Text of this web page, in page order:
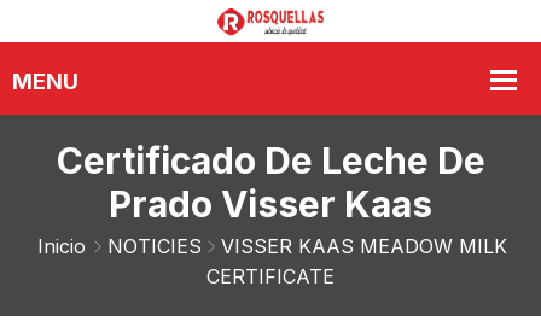
Certificado De Leche De
Prado Visser Kaas
Inicio NOTICIES
VISSER KAAS MEADOW MILK
CERTIFICATE